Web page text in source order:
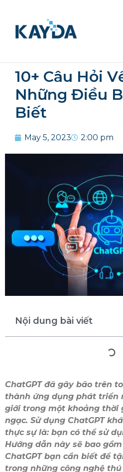
10+ Câu Hỏi
Những Điều
Biết
May 5, 2023 2:00 pm
Nội dung bài viết
ChatGPT đã gây bão trên
thành ứng dụng phát triển
giới trong một khoảng thời
ngạc. Sử dụng ChatGPT
thực sự là: bạn có thể sử
Hướng dẫn này sẽ bao
ChatGPT bạn cần biết để
trong những công nghệ